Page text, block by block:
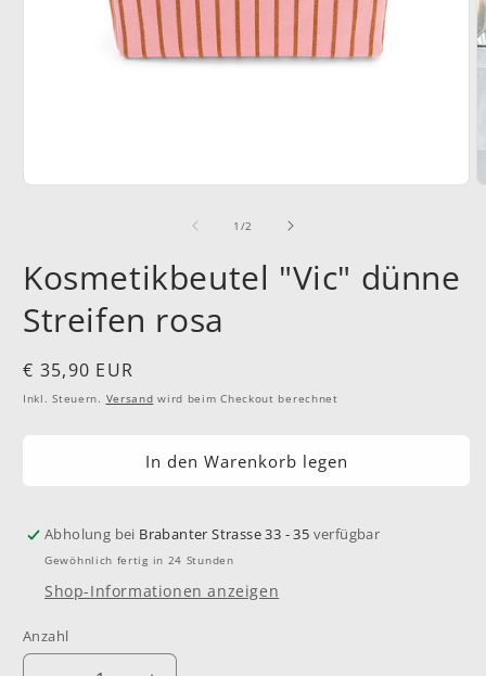
1 /von
2
Kosmetikbeutel "Vic" dünne
Streifen rosa
Normaler
Preis
€ 35,90 EUR
Inkl. Steuern. Versand wird beim Checkout berechnet
In den Warenkorb legen
Abholung bei Brabanter Strasse 33 - 35 verfügbar
Gewöhnlich fertig in 24 Stunden
Shop-Informationen anzeigen
Anzahl
Anzahl